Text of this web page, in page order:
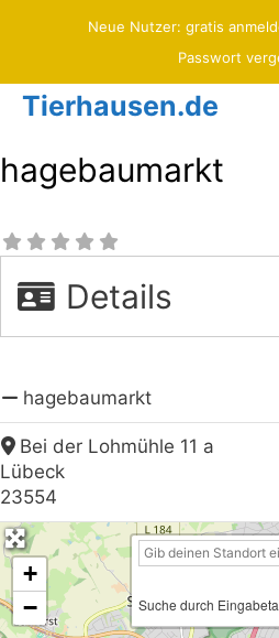
Neue Nutzer: gratis
Passwort
Tierhausen.de
hagebaumarkt
Details
hagebaumarkt
Bei der Lohmühle 11 a
Lübeck
23554
+
−
Suche durch